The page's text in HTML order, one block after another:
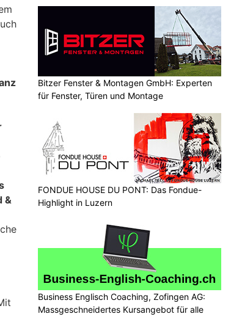
&
Bitzer Fenster & Montagen GmbH: Experten
für Fenster, Türen und Montage
FONDUE HOUSE DU PONT: Das Fondue-
Highlight in Luzern
Business Englisch Coaching, Zofingen AG:
Massgeschneidertes Kursangebot für alle